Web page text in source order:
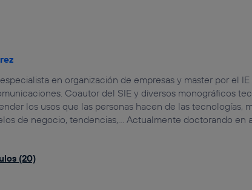
en organización de empresas y master por el
Coautor del SIE y diversos monográficos
los usos que las personas hacen de las tecnologías,
de negocio, tendencias,... Actualmente doctorando en
(20)